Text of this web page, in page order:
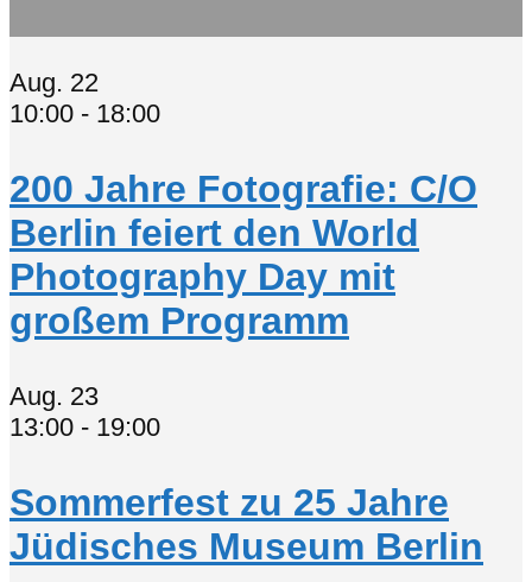
Aug. 22
10:00 - 18:00
200 Jahre Fotografie: C/O
Berlin feiert den World
Photography Day mit
großem Programm
Aug. 23
13:00 - 19:00
Sommerfest zu 25 Jahre
Jüdisches Museum Berlin